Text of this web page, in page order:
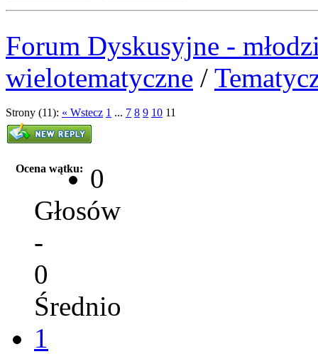
Forum Dyskusyjne -
wielotematyczne /
Strony (11): « Wstecz 1 ... 7 8 9 10 11
Ocena wątku:
0
Głosów
-
0
Średnio
1